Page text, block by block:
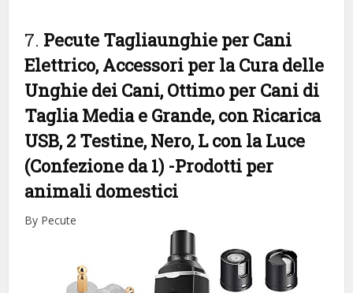
7. Pecute Tagliaunghie per Cani
Elettrico, Accessori per la Cura delle
Unghie dei Cani, Ottimo per Cani di
Taglia Media e Grande, con Ricarica
USB, 2 Testine, Nero, L con la Luce
(Confezione da 1) -Prodotti per
animali domestici
By Pecute